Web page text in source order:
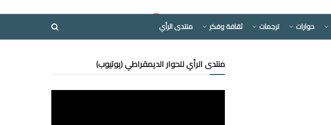
حوارات ترجمات ثقافة وفكر منتدى الرأي
منتدى الرأي للحوار الديمقراطي (يوتيوب)